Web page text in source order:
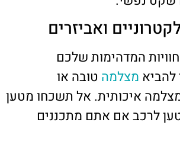
ואביזרים
המדהימות שלכם
להביא מצלמה טובה או
איכותית. אל תשכחו מטען
לרכב אם אתם מתכננים